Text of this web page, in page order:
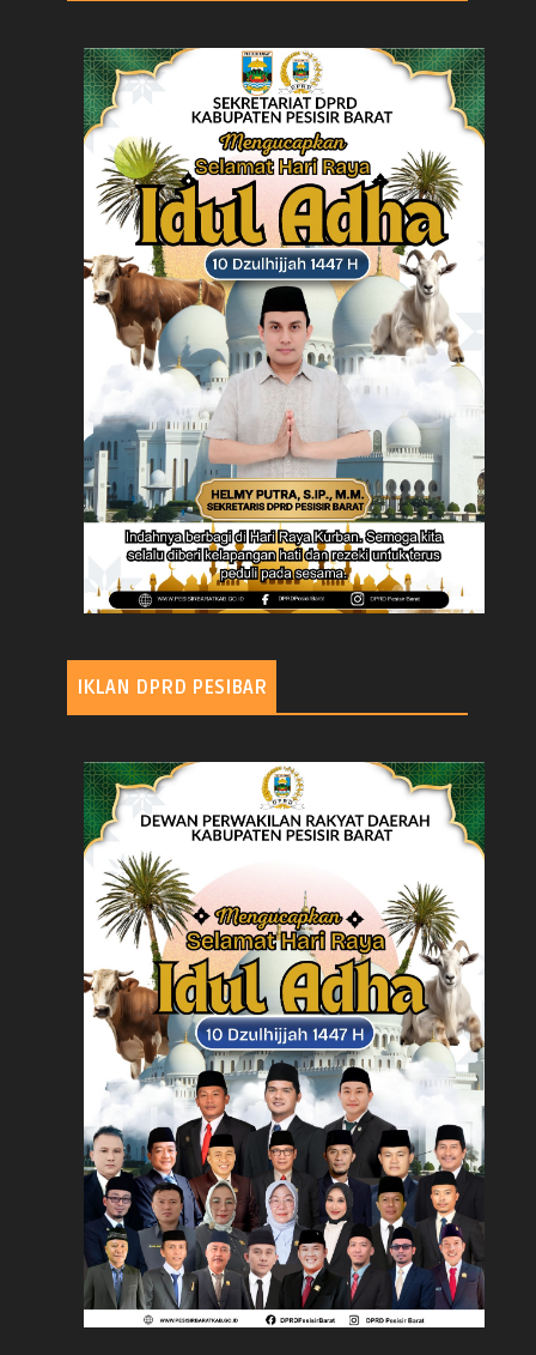
IKLAN DPRD PESIBAR